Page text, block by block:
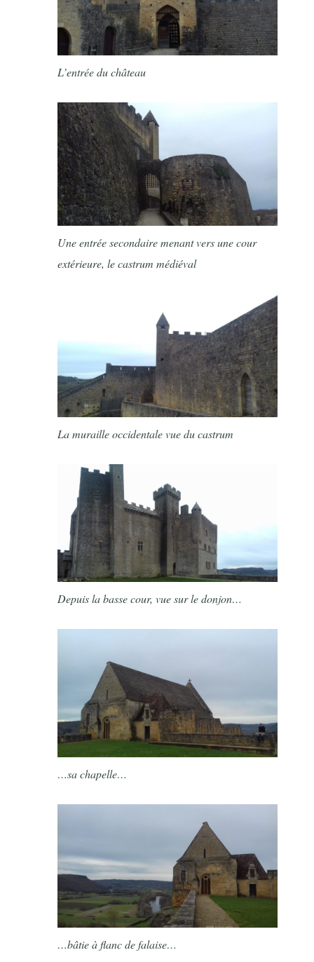
L’entrée du château
Une entrée secondaire menant vers une cour
extérieure, le castrum médiéval
La muraille occidentale vue du castrum
Depuis la basse cour, vue sur le donjon…
…sa chapelle…
…bâtie à flanc de falaise…